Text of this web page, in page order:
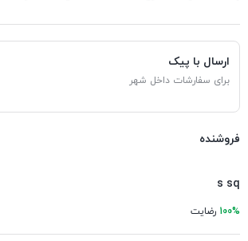
ارسال با پیک
برای سفارشات داخل شهر
فروشنده
s sq
100% رضایت